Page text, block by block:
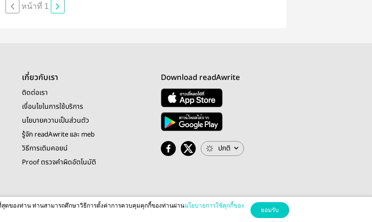
หน้าที่ 1
เกี่ยวกับเรา
ติดต่อเรา
เงื่อนไขในการใช้บริการ
นโยบายความเป็นส่วนตัว
รู้จัก readAwrite และ meb
วิธีการเติมคอยน์
Proof ตรวจคำผิดอัตโนมัติ
Download readAwrite
ปกติ
by MEB Corporation Public Company Limited
and the Google
ดของท่าน ท่านสามารถศึกษาวิธีการตั้งค่าการควบคุมคุกกี้ของท่านผ่านนโยบายการใช้คุกกี้ของ
ยอมรับ